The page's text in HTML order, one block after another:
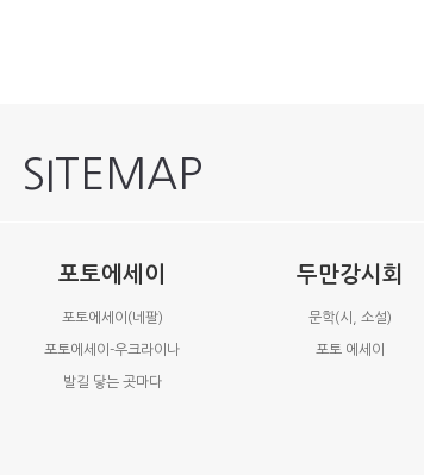
SITEMAP
포토에세이
포토에세이(네팔)
포토에세이-우크라이나
발길 닿는 곳마다
두만강시회
문학(시, 소설)
포토 에세이